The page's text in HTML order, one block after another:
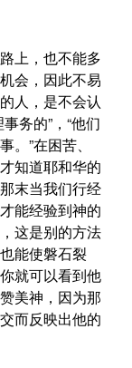
上，也不能多
会，因此不易
人，是不会认
务的”，“他们
”在困苦、
知道耶和华的
末当我们行经
能经验到神的
这是别的方法
能使磐石裂
就可以看到他
美神，因为那
而反映出他的